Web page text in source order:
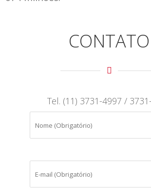
CONTATO
Tel. (11) 3731-4997 /